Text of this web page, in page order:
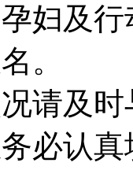
妇及
。
请及
必认